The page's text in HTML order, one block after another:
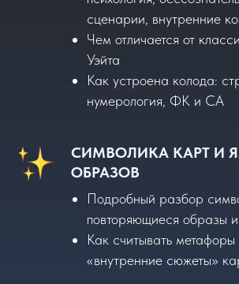
сценарии, внутренние
Чем отличается от
Уэйта
Как устроена колода:
нумерология, ФК и СА
СИМВОЛИКА КАРТ И
ОБРАЗОВ
Подробный разбор
повторяющиеся образы
Как считывать метафоры
«внутренние сюжеты»